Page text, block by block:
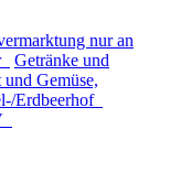
nur an
Getränke und
und Gemüse,
Erdbeerhof